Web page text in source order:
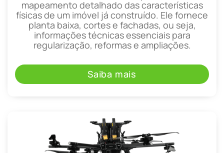
mapeamento detalhado das características
físicas de um imóvel já construído. Ele fornece
planta baixa, cortes e fachadas, ou seja,
informações técnicas essenciais para
regularização, reformas e ampliações.
Saiba mais